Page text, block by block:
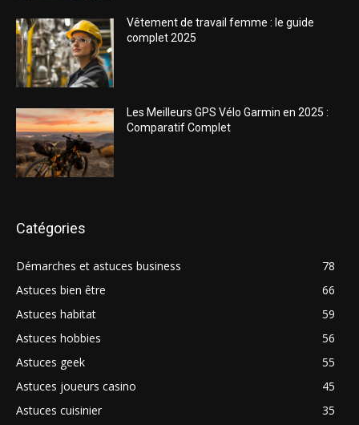
Vêtement de travail femme : le guide
complet 2025
Les Meilleurs GPS Vélo Garmin en 2025 :
Comparatif Complet
Catégories
Démarches et astuces business
78
Astuces bien être
66
Astuces habitat
59
Astuces hobbies
56
Astuces geek
55
Astuces joueurs casino
45
Astuces cuisinier
35